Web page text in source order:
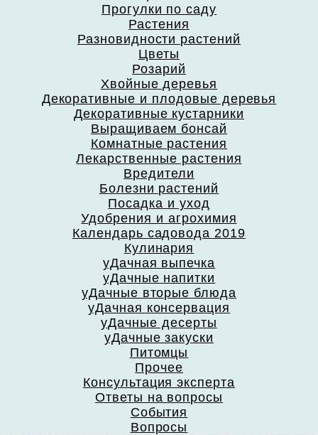
Прогулки по саду
Растения
Разновидности растений
Цветы
Розарий
Хвойные деревья
Декоративные и плодовые деревья
Декоративные кустарники
Выращиваем бонсай
Комнатные растения
Лекарственные растения
Вредители
Болезни растений
Посадка и уход
Удобрения и агрохимия
Календарь садовода 2019
Кулинария
уДачная выпечка
уДачные напитки
уДачные вторые блюда
уДачная консервация
уДачные десерты
уДачные закуски
Питомцы
Прочее
Консультация эксперта
Ответы на вопросы
События
Вопросы